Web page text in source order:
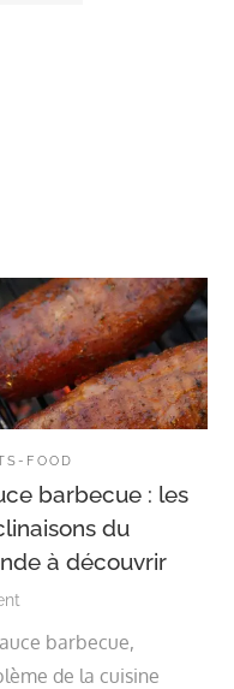
FOOD
barbecue : les
du
à découvrir
barbecue,
de la cuisine